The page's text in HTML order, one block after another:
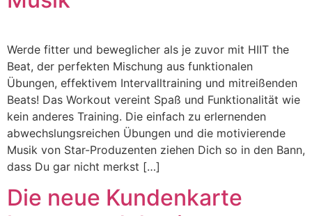
Werde fitter und beweglicher als je zuvor mit HIIT the
Beat, der perfekten Mischung aus funktionalen
Übungen, effektivem Intervalltraining und mitreißenden
Beats! Das Workout vereint Spaß und Funktionalität wie
kein anderes Training. Die einfach zu erlernenden
abwechslungsreichen Übungen und die motivierende
Musik von Star-Produzenten ziehen Dich so in den Bann,
dass Du gar nicht merkst […]
Die neue Kundenkarte